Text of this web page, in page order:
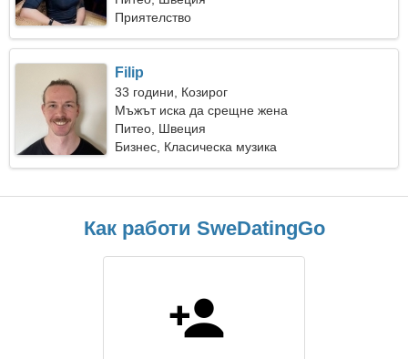
Приятелство
Filip
33 години, Козирог
Мъжът иска да срещне жена
Питео, Швеция
Бизнес, Класическа музика
Как работи SweDatingGo